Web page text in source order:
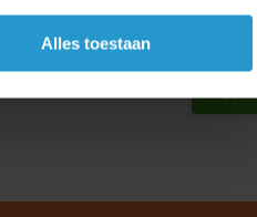
Alles toestaan
Spun -